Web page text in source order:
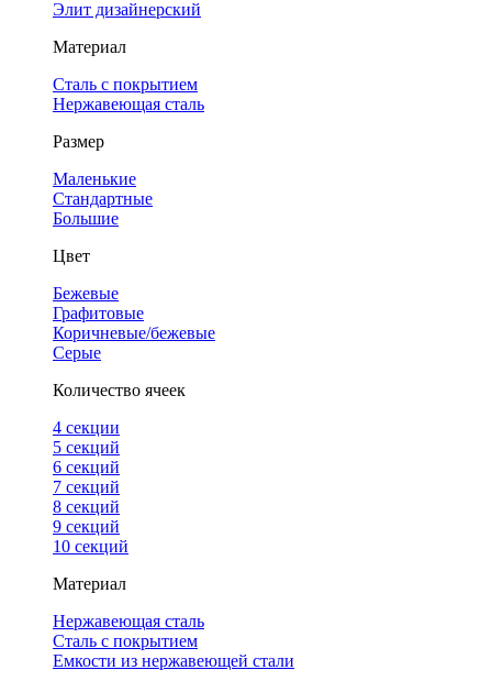
Элит дизайнерский
Материал
Сталь с покрытием
Нержавеющая сталь
Размер
Маленькие
Стандартные
Большие
Цвет
Бежевые
Графитовые
Коричневые/бежевые
Серые
Количество ячеек
4 cекции
5 секций
6 секций
7 секций
8 секций
9 секций
10 секций
Материал
Нержавеющая сталь
Сталь с покрытием
Емкости из нержавеющей стали